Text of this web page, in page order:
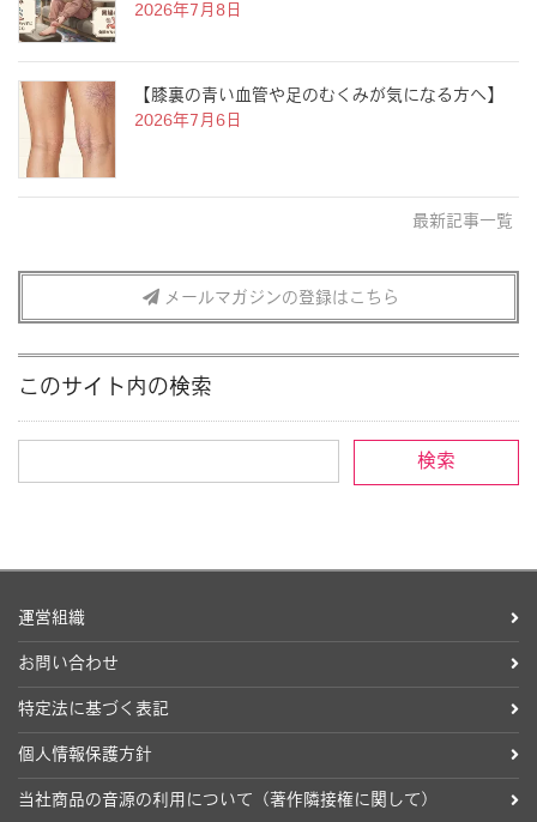
2026年7月8日
【膝裏の青い血管や足のむくみが気になる方へ】
2026年7月6日
最新記事一覧
メールマガジンの登録はこちら
このサイト内の検索
運営組織
お問い合わせ
特定法に基づく表記
個人情報保護方針
当社商品の音源の利用について（著作隣接権に関して）